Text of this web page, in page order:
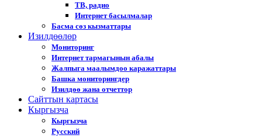
ТВ, радио
Интернет басылмалар
Басма сөз кызматтары
Изилдөөлөр
Мониторинг
Интернет тармагынын абалы
Жалпыга маалымдоо каражаттары
Башка мониторингдер
Изилдөө жана отчеттор
Cайттын картасы
Кыргызча
Кыргызча
Русский